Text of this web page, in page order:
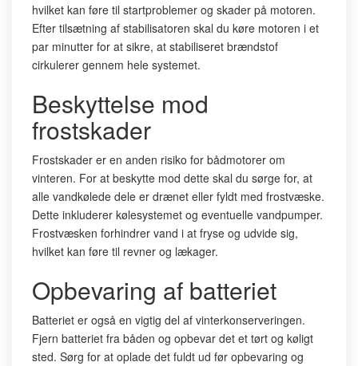
hvilket kan føre til startproblemer og skader på motoren.
Efter tilsætning af stabilisatoren skal du køre motoren i et
par minutter for at sikre, at stabiliseret brændstof
cirkulerer gennem hele systemet.
Beskyttelse mod
frostskader
Frostskader er en anden risiko for bådmotorer om
vinteren. For at beskytte mod dette skal du sørge for, at
alle vandkølede dele er drænet eller fyldt med frostvæske.
Dette inkluderer kølesystemet og eventuelle vandpumper.
Frostvæsken forhindrer vand i at fryse og udvide sig,
hvilket kan føre til revner og lækager.
Opbevaring af batteriet
Batteriet er også en vigtig del af vinterkonserveringen.
Fjern batteriet fra båden og opbevar det et tørt og køligt
sted. Sørg for at oplade det fuldt ud før opbevaring og